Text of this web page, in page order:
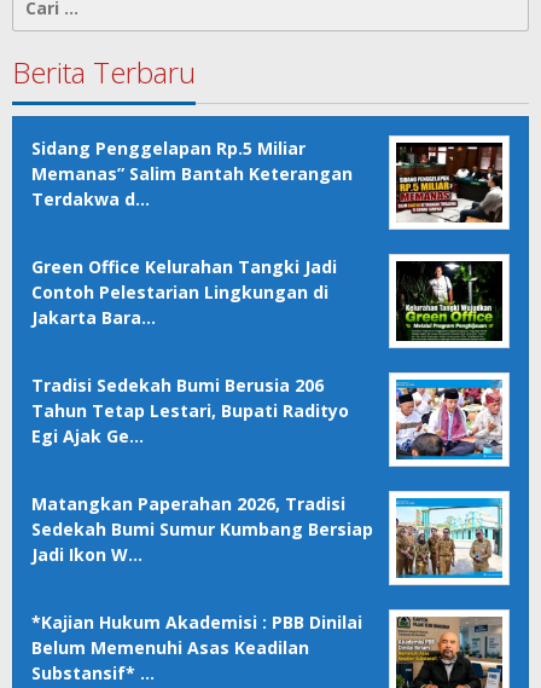
untuk:
Berita Terbaru
Sidang Penggelapan Rp.5 Miliar
Memanas” Salim Bantah Keterangan
Terdakwa d…
Green Office Kelurahan Tangki Jadi
Contoh Pelestarian Lingkungan di
Jakarta Bara…
Tradisi Sedekah Bumi Berusia 206
Tahun Tetap Lestari, Bupati Radityo
Egi Ajak Ge…
Matangkan Paperahan 2026, Tradisi
Sedekah Bumi Sumur Kumbang Bersiap
Jadi Ikon W…
*Kajian Hukum Akademisi : PBB Dinilai
Belum Memenuhi Asas Keadilan
Substansif* …